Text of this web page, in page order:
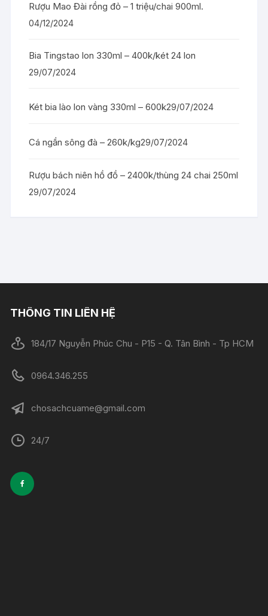
Rượu Mao Đài rồng đỏ – 1 triệu/chai 900ml.
04/12/2024
Bia Tingstao lon 330ml – 400k/két 24 lon
29/07/2024
Két bia lào lon vàng 330ml – 600k29/07/2024
Cá ngần sông đà – 260k/kg29/07/2024
Rượu bách niên hồ đồ – 2400k/thùng 24 chai 250ml
29/07/2024
THÔNG TIN LIÊN HỆ
184/17 Nguyễn Phúc Chu - P15 - Q. Tân Bình - Tp HCM
0964.346.255
chosachcuame@gmail.com
24/7